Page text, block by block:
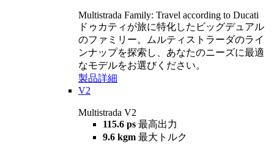
Multistrada Family: Travel according to Ducati
ドゥカティが旅に特化したビッグデュアル
のファミリー。ムルティストラーダのライ
ンナップを探索し、あなたのニーズに最適
なモデルをお選びください。
製品詳細
V2
Multistrada V2
115.6 ps 最高出力
9.6 kgm 最大トルク